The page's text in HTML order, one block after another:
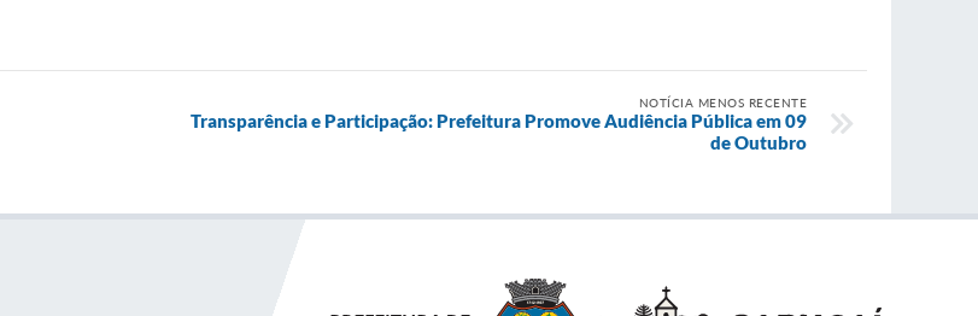
NOTÍCIA MENOS RECENTE
Transparência e Participação: Prefeitura Promove Audiência Pública em 09
de Outubro